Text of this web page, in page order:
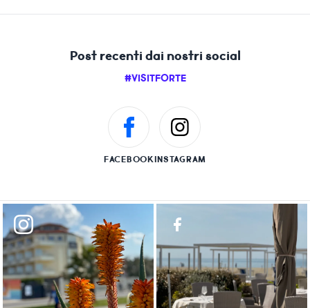
Post recenti dai nostri social
#VISITFORTE
FACEBOOKINSTAGRAM